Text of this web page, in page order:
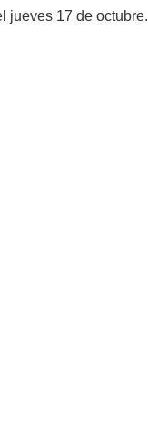
jueves 17 de octubre.